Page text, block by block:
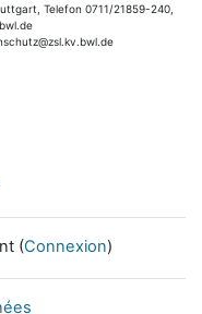
Telefon 0711/21859-240,
(Connexion)